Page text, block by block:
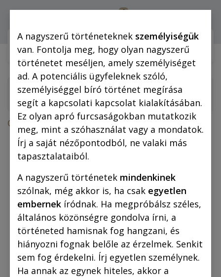
0
Webshop (mobilra)
Összes termék
Az irodalom klasszikusai képregényben
(kötelező olvasmányok)
Az arany ember (fekete-fehér képregény)
A nagyszerű történeteknek személyiségük
van. Fontolja meg, hogy olyan nagyszerű
történetet meséljen, amely személyiséget
ad. A potenciális ügyfeleknek szóló,
személyiséggel bíró történet megírása
segít a kapcsolati kapcsolat kialakításában.
Ez olyan apró furcsaságokban mutatkozik
meg, mint a szóhasználat vagy a mondatok.
Írj a saját nézőpontodból, ne valaki más
tapasztalataiból.
A nagyszerű történetek mindenkinek
szólnak, még akkor is, ha csak egyetlen
embernek íródnak. Ha megpróbálsz széles,
általános közönségre gondolva írni, a
történeted hamisnak fog hangzani, és
hiányozni fognak belőle az érzelmek. Senkit
sem fog érdekelni. Írj egyetlen személynek.
Ha annak az egynek hiteles, akkor a